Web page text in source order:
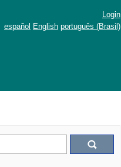
Login
español English português (Brasil)